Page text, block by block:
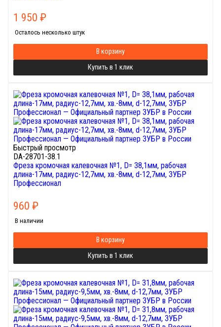
1 950 ₽
Осталось несколько штук
В корзину
Купить в 1 клик
Быстрый просмотр
DA-28701-38.1
Фреза кромочная калевочная №1, D= 38,1мм, рабочая
длина-17мм, радиус-12,7мм, хв.-8мм, d-12,7мм, ЗУБР
Профессионал
960 ₽
В наличии
В корзину
Купить в 1 клик